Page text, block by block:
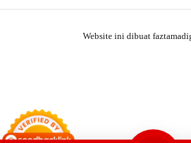
Website ini dibuat